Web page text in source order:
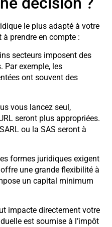
le plus adapté à votre
prendre en compte :
secteurs imposent des
Par exemple, les
ont souvent des
vous lancez seul,
seront plus appropriées.
ou la SAS seront à
formes juridiques exigent
une grande flexibilité à
un capital minimum
impacte directement votre
est soumise à l’impôt